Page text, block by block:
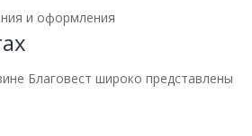
и оформления
Благовест широко представлены